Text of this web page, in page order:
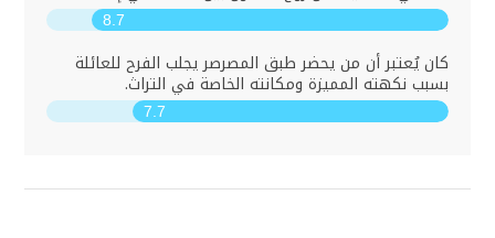
8.7
كان يُعتبر أن من يحضر طبق المصرصر يجلب الفرح للعائلة
بسبب نكهته المميزة ومكانته الخاصة في التراث.
7.7